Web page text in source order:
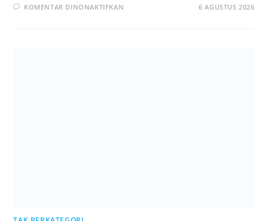
KOMENTAR DINONAKTIFKAN 6 AGUSTUS 2026